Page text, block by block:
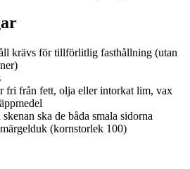
krävs för tillförlitlig fasthållning (utan
fri från fett, olja eller intorkat lim, vax
ska de båda smala sidorna
(kornstorlek 100)